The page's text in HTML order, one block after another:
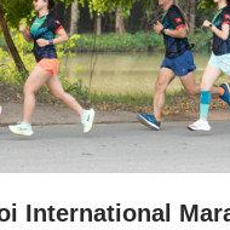
International